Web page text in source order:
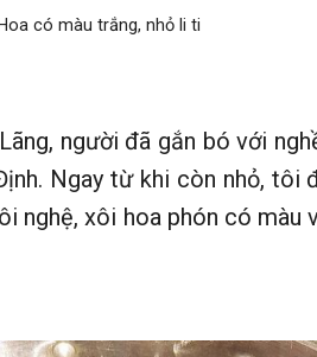
có màu trắng, nhỏ li ti
người đã gắn bó với
Ngay từ khi còn nhỏ,
nghệ, xôi hoa phón có